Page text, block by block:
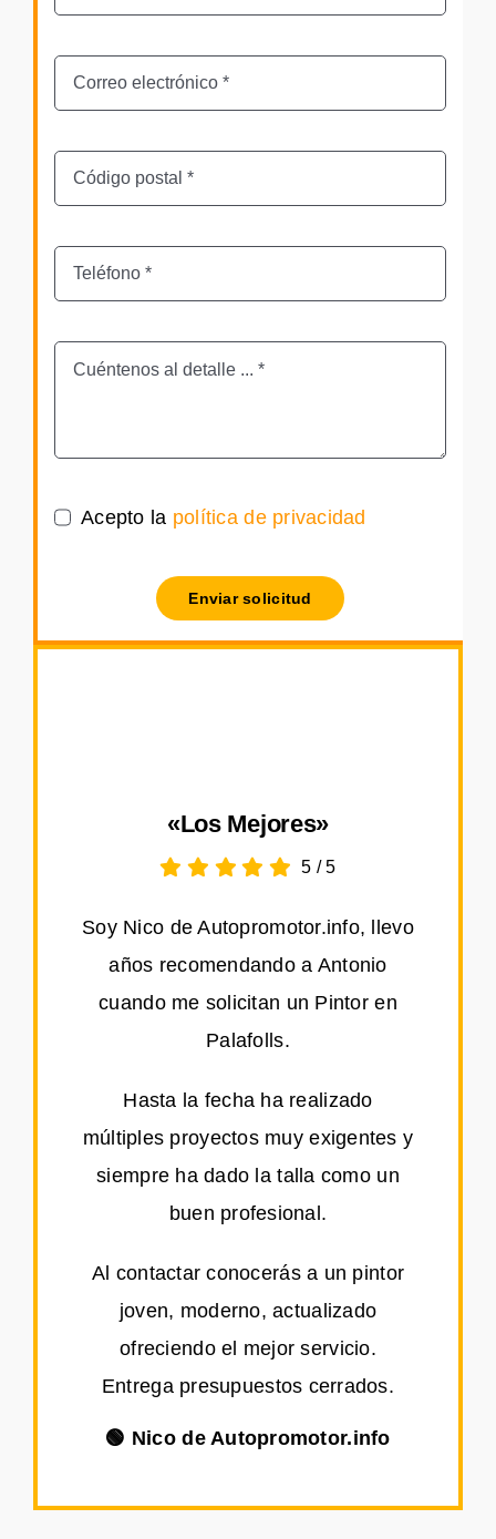
Acepto la política de privacidad
Enviar solicitud
«Los Mejores»
5 /5
Soy Nico de Autopromotor.info, llevo
años recomendando a Antonio
cuando me solicitan un Pintor en
Palafolls.
Hasta la fecha ha realizado
múltiples proyectos muy exigentes y
siempre ha dado la talla como un
buen profesional.
Al contactar conocerás a un pintor
joven, moderno, actualizado
ofreciendo el mejor servicio.
Entrega presupuestos cerrados.
🟢 Nico de Autopromotor.info